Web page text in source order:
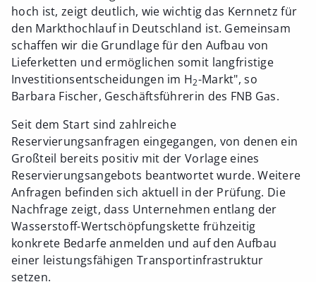
hoch ist, zeigt deutlich, wie wichtig das Kernnetz für
den Markthochlauf in Deutschland ist. Gemeinsam
schaffen wir die Grundlage für den Aufbau von
Lieferketten und ermöglichen somit langfristige
Investitionsentscheidungen im H2-Markt", so
Barbara Fischer, Geschäftsführerin des FNB Gas.
Seit dem Start sind zahlreiche
Reservierungsanfragen eingegangen, von denen ein
Großteil bereits positiv mit der Vorlage eines
Reservierungsangebots beantwortet wurde. Weitere
Anfragen befinden sich aktuell in der Prüfung. Die
Nachfrage zeigt, dass Unternehmen entlang der
Wasserstoff-Wertschöpfungskette frühzeitig
konkrete Bedarfe anmelden und auf den Aufbau
einer leistungsfähigen Transportinfrastruktur
setzen.